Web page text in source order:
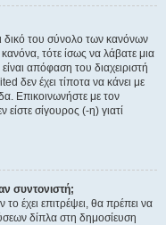
δικό του σύνολο των κανόνων
τότε ίσως να λάβατε μια
απόφαση του διαχειριστή
δεν έχει τίποτα να κάνει με
Επικοινωνήστε με τον
σίγουρος (-η) γιατί
συντονιστή;
έχει επιτρέψει, θα πρέπει να
δίπλα στη δημοσίευση